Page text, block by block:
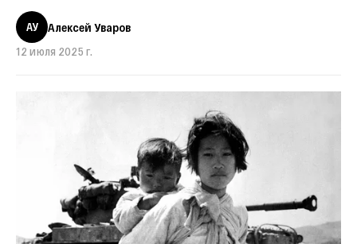
АУ
Алексей Уваров
12 июля 2025 г.